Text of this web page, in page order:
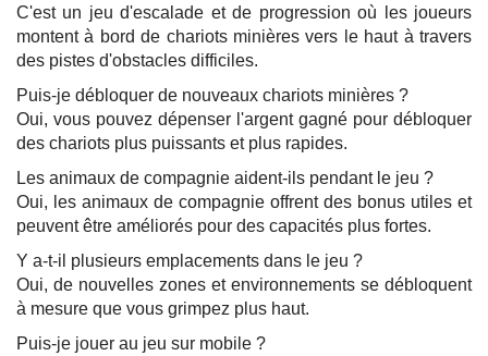
C'est un jeu d'escalade et de progression où les joueurs
montent à bord de chariots minières vers le haut à travers
des pistes d'obstacles difficiles.
Puis-je débloquer de nouveaux chariots minières ?
Oui, vous pouvez dépenser l'argent gagné pour débloquer
des chariots plus puissants et plus rapides.
Les animaux de compagnie aident-ils pendant le jeu ?
Oui, les animaux de compagnie offrent des bonus utiles et
peuvent être améliorés pour des capacités plus fortes.
Y a-t-il plusieurs emplacements dans le jeu ?
Oui, de nouvelles zones et environnements se débloquent
à mesure que vous grimpez plus haut.
Puis-je jouer au jeu sur mobile ?